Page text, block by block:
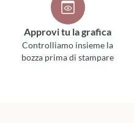
Approvi tu la grafica
Controlliamo insieme la
bozza prima di stampare